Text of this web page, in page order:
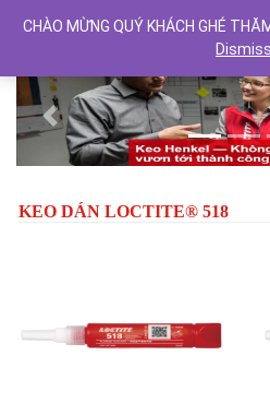
Previous
KEO DÁN LOCTITE® 518
CHÀO MỪNG QUÝ KHÁCH GHÉ
Dismiss